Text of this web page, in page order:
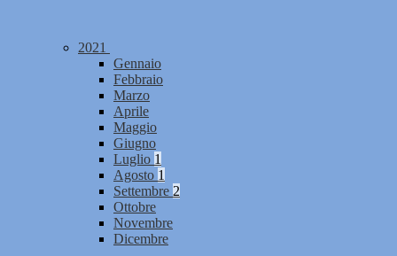
2021
Gennaio
Febbraio
Marzo
Aprile
Maggio
Giugno
Luglio 1
Agosto 1
Settembre 2
Ottobre
Novembre
Dicembre